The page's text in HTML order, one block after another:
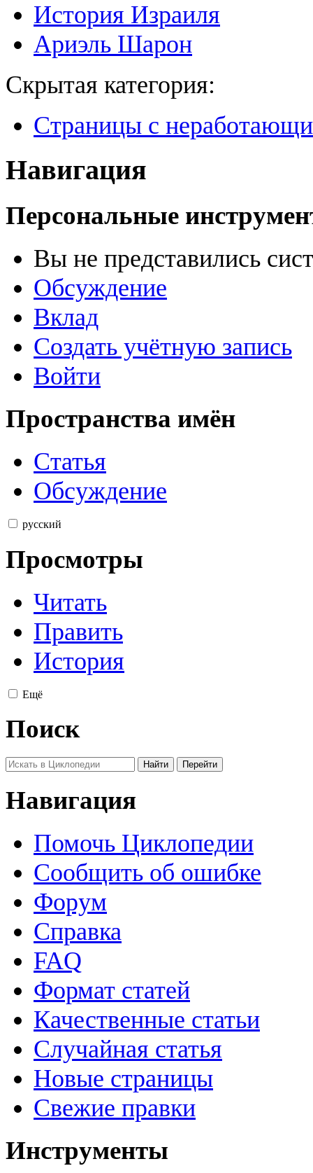
История Израиля
Ариэль Шарон
Скрытая категория:
Страницы с
Навигация
Персональные
Вы не представились
Обсуждение
Вклад
Создать учётную запись
Войти
Пространства имён
Статья
Обсуждение
русский
Просмотры
Читать
Править
История
Ещё
Поиск
Навигация
Помочь Циклопедии
Сообщить об ошибке
Форум
Справка
FAQ
Формат статей
Качественные статьи
Случайная статья
Новые страницы
Свежие правки
Инструменты